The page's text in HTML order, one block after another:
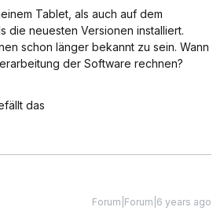
Tablet, als auch auf dem
die neuesten Versionen installiert.
schon länger bekannt zu sein. Wann
der Software rechnen?
das
Forum|Forum|6 years ago